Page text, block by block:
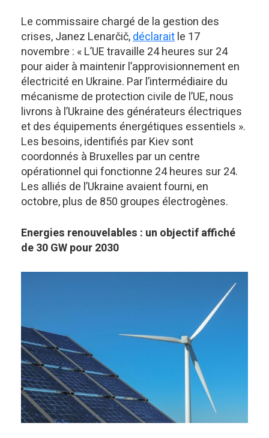
Le commissaire chargé de la gestion des
crises, Janez Lenarčič,déclaraitle 17
novembre : « L’UE travaille 24 heures sur 24
pour aider à maintenir l’approvisionnement en
électricité en Ukraine. Par l’intermédiaire du
mécanisme de protection civile de l’UE, nous
livrons à l’Ukraine des générateurs électriques
et des équipements énergétiques essentiels ».
Les besoins, identifiés par Kiev sont
coordonnés à Bruxelles par un centre
opérationnel qui fonctionne 24 heures sur 24.
Les alliés de l’Ukraine avaient fourni, en
octobre, plus de 850 groupes électrogènes.
Energies renouvelables : un objectif affiché
de 30 GW pour 2030